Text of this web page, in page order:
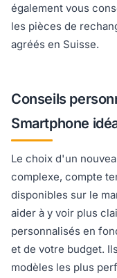
également vous
les pièces de
agréés en Suisse.
Conseils
Smartphone
Le choix d'un
complexe, compte
disponibles sur le
aider à y voir plus
personnalisés en
et de votre budget.
modèles les plus